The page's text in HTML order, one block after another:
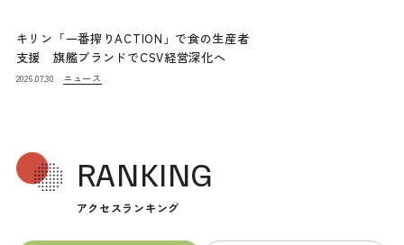
キリン「一番搾りACTION」で食の生産者
支援 旗艦ブランドでCSV経営深化へ
2026.07.30 ニュース
RANKING
アクセスランキング